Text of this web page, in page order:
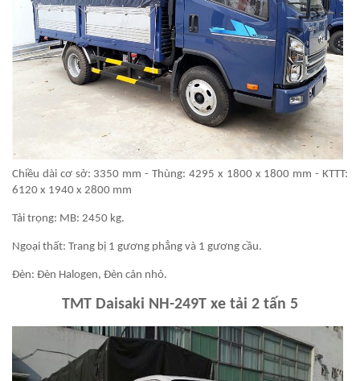
Chiều dài cơ sở: 3350 mm - Thùng: 4295 x 1800 x 1800 mm - KTTT:
6120 x 1940 x 2800 mm
Tải trọng: MB: 2450 kg.
Ngoại thất: Trang bị 1 gương phẳng và 1 gương cầu.
Đèn: Đèn Halogen, Đèn cản nhỏ.
TMT Daisaki NH-249T xe tải 2 tấn 5